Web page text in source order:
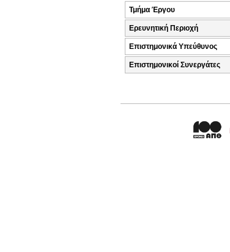
Τμήμα Έργου
Ερευνητική Περιοχή
Επιστημονικά Υπεύθυνος
Επιστημονικοί Συνεργάτες